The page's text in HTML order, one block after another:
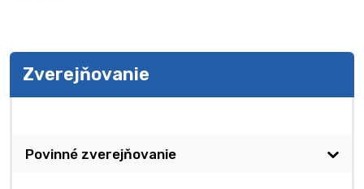
Zverejňovanie
Povinné zverejňovanie